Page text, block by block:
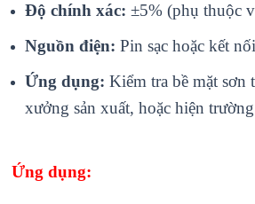
Độ chính xác: ±5% (phụ thuộc
Nguồn điện: Pin sạc hoặc kết
Ứng dụng: Kiểm tra bề mặt sơn
xưởng sản xuất, hoặc hiện
Ứng dụng: